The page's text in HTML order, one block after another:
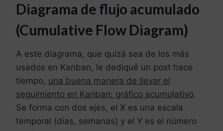
Diagrama de flujo acumulado
(Cumulative Flow Diagram)
A este diagrama, que quizá sea de los más
usados en Kanban, le dediqué un post hace
tiempo, una buena manera de llevar el
seguimiento en Kanban: gráfico acumulativo.
Se forma con dos ejes, el X es una escala
temporal (días, semanas) y el Y es el número